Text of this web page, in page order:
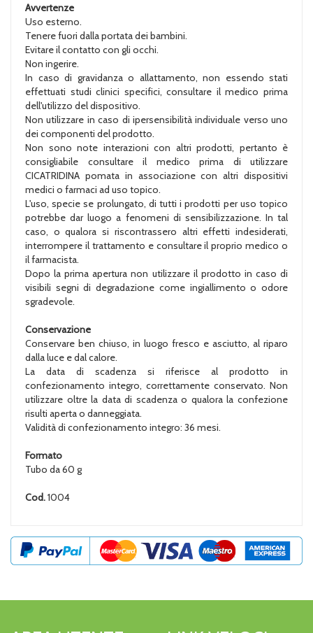
Avvertenze
Uso esterno.
Tenere fuori dalla portata dei bambini.
Evitare il contatto con gli occhi.
Non ingerire.
In caso di gravidanza o allattamento, non essendo stati
effettuati studi clinici specifici, consultare il medico prima
dell'utilizzo del dispositivo.
Non utilizzare in caso di ipersensibilità individuale verso uno
dei componenti del prodotto.
Non sono note interazioni con altri prodotti, pertanto è
consigliabile consultare il medico prima di utilizzare
CICATRIDINA pomata in associazione con altri dispositivi
medici o farmaci ad uso topico.
L'uso, specie se prolungato, di tutti i prodotti per uso topico
potrebbe dar luogo a fenomeni di sensibilizzazione. In tal
caso, o qualora si riscontrassero altri effetti indesiderati,
interrompere il trattamento e consultare il proprio medico o
il farmacista.
Dopo la prima apertura non utilizzare il prodotto in caso di
visibili segni di degradazione come ingiallimento o odore
sgradevole.
Conservazione
Conservare ben chiuso, in luogo fresco e asciutto, al riparo
dalla luce e dal calore.
La data di scadenza si riferisce al prodotto in
confezionamento integro, correttamente conservato. Non
utilizzare oltre la data di scadenza o qualora la confezione
risulti aperta o danneggiata.
Validità di confezionamento integro: 36 mesi.
Formato
Tubo da 60 g
Cod.1004